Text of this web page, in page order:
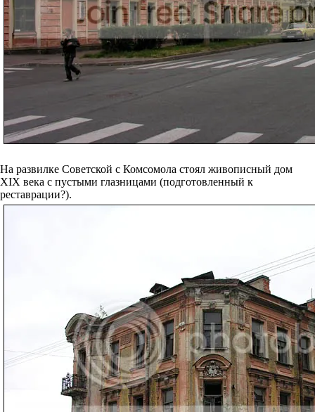
На развилке Советской с Комсомола стоял живописный дом
XIX века с пустыми глазницами (подготовленный к
реставрации?).